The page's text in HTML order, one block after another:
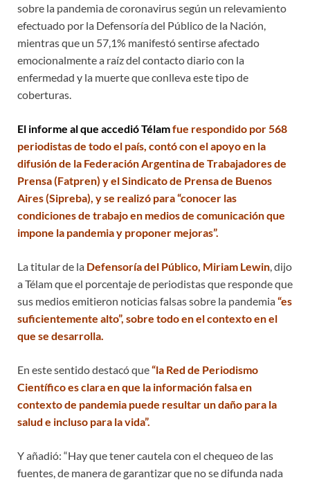
sobre la pandemia de coronavirus según un relevamiento
efectuado por la Defensoría del Público de la Nación,
mientras que un 57,1% manifestó sentirse afectado
emocionalmente a raíz del contacto diario con la
enfermedad y la muerte que conlleva este tipo de
coberturas.
El informe al que accedió Télamfue respondido por 568
periodistas de todo el país, contó con el apoyo en la
difusión de la Federación Argentina de Trabajadores de
Prensa (Fatpren) y el Sindicato de Prensa de Buenos
Aires (Sipreba), y se realizó para “conocer las
condiciones de trabajo en medios de comunicación que
impone la pandemia y proponer mejoras”.
La titular de la Defensoría del Público, Miriam Lewin , dijo
a Télam que el porcentaje de periodistas que responde que
sus medios emitieron noticias falsas sobre la pandemia“es
suficientemente alto”, sobre todo en el contexto en el
que se desarrolla.
En este sentido destacó que“la Red de Periodismo
Científico es clara en que la información falsa en
contexto de pandemia puede resultar un daño para la
salud e incluso para la vida”.
Y añadió: “Hay que tener cautela con el chequeo de las
fuentes, de manera de garantizar que no se difunda nada